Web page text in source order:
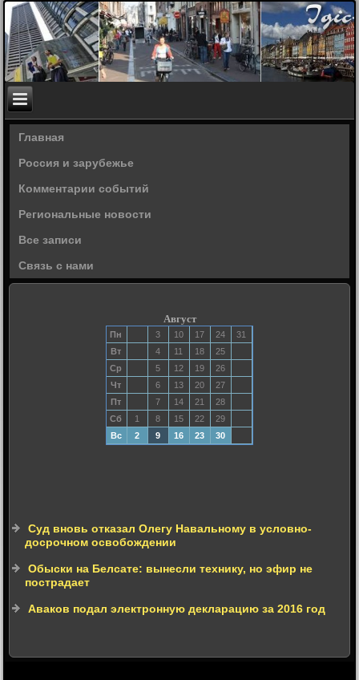
Главная
Россия и зарубежье
Комментарии событий
Региональные новости
Все записи
Связь с нами
Август
Пн 3 10 17 24
31
Вт
4 11 18
25
Ср
5 12 19
26
Чт
6 13 20
27
Пт
7 14 21
28
Сб
1 8 15 22
29
Вс
2 9 16 23 30
Суд вновь отказал Олегу Навальному в условно-
досрочном освобождении
Обыски на Белсате: вынесли технику, но эфир не
пострадает
Аваков подал электронную декларацию за 2016 год